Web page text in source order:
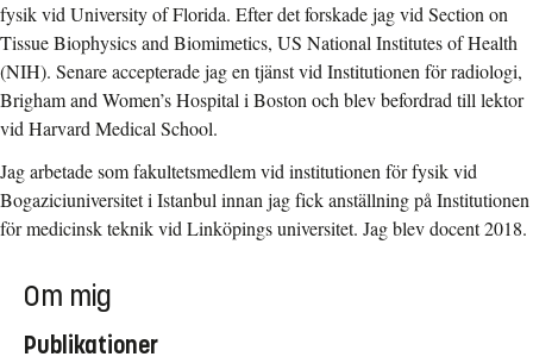
fysik vid University of Florida. Efter det forskade jag vid Section on
Tissue Biophysics and Biomimetics, US National Institutes of Health
(NIH). Senare accepterade jag en tjänst vid Institutionen för radiologi,
Brigham and Women’s Hospital i Boston och blev befordrad till lektor
vid Harvard Medical School.
Jag arbetade som fakultetsmedlem vid institutionen för fysik vid
Bogaziciuniversitet i Istanbul innan jag fick anställning på Institutionen
för medicinsk teknik vid Linköpings universitet. Jag blev docent 2018.
Om mig
Publikationer